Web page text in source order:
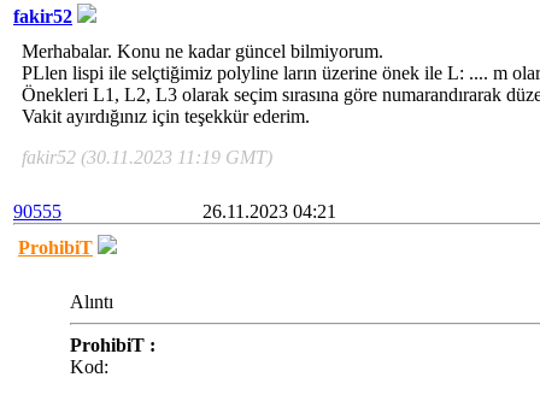
fakir52
Merhabalar. Konu ne kadar güncel bilmiyorum.
PLlen lispi ile selçtiğimiz polyline ların üzerine önek ile L: .... m
Önekleri L1, L2, L3 olarak seçim sırasına göre numarandırarak
Vakit ayırdığınız için teşekkür ederim.
fakir52 (30.11.2023 11:19 GMT)
90555
26.11.2023 04:21
ProhibiT
Alıntı
ProhibiT :
Kod: